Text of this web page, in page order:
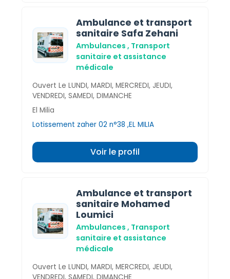
Ambulance et transport
sanitaire Safa Zehani
Ambulances , Transport
sanitaire et assistance
médicale
Ouvert Le LUNDI, MARDI, MERCREDI, JEUDI,
VENDREDI, SAMEDI, DIMANCHE
El Milia
Lotissement zaher 02 n°38 ,EL MILIA
Voir le profil
Ambulance et transport
sanitaire Mohamed
Loumici
Ambulances , Transport
sanitaire et assistance
médicale
Ouvert Le LUNDI, MARDI, MERCREDI, JEUDI,